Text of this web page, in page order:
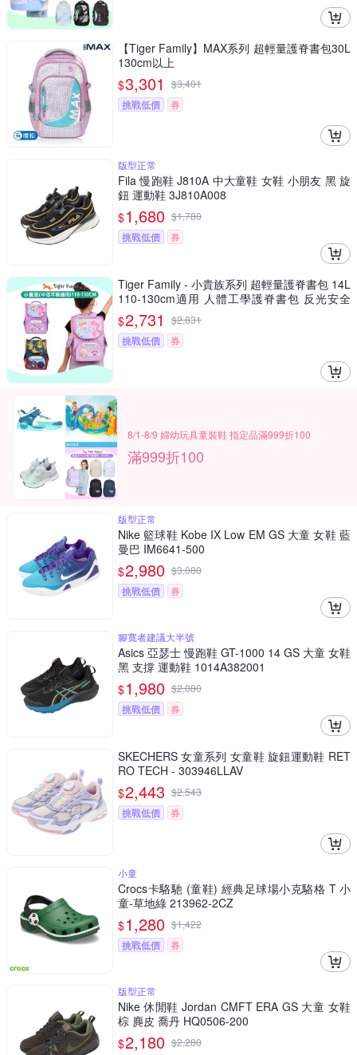
【Tiger Family】MAX系列 超輕量護脊書包30L
130cm以上
$3,301 $3,401
挑戰低價
券
版型正常
Fila 慢跑鞋 J810A 中大童鞋 女鞋 小朋友 黑 旋
鈕 運動鞋 3J810A008
$1,680 $1,780
挑戰低價
券
Tiger Family - 小貴族系列 超輕量護脊書包 14L
110-130cm適用 人體工學護脊書包 反光安全
國小書包
$2,731 $2,831
挑戰低價
券
8/1-8/9 婦幼玩具童裝鞋 指定品滿999折100
滿999折100
版型正常
Nike 籃球鞋 Kobe IX Low EM GS 大童 女鞋 藍
曼巴 IM6641-500
$2,980 $3,080
挑戰低價
券
腳寬者建議大半號
Asics 亞瑟士 慢跑鞋 GT-1000 14 GS 大童 女鞋
黑 支撐 運動鞋 1014A382001
$1,980 $2,080
挑戰低價
券
SKECHERS 女童系列 女童鞋 旋鈕運動鞋 RET
RO TECH - 303946LLAV
$2,443 $2,543
挑戰低價
券
小童
Crocs卡駱馳 (童鞋) 經典足球場小克駱格 T 小
童-草地綠 213962-2CZ
$1,280 $1,422
挑戰低價
券
版型正常
Nike 休閒鞋 Jordan CMFT ERA GS 大童 女鞋
棕 麂皮 喬丹 HQ0506-200
$2,180 $2,280